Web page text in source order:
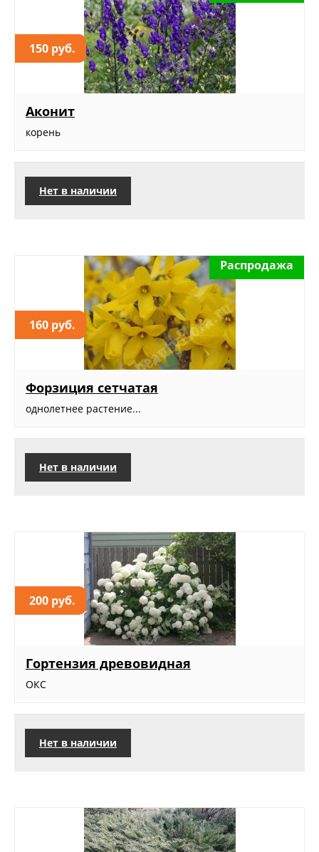
150 руб.
Аконит
корень
Нет в наличии
160 руб.
Распродажа
Форзиция сетчатая
однолетнее растение...
Нет в наличии
200 руб.
Гортензия древовидная
ОКС
Нет в наличии